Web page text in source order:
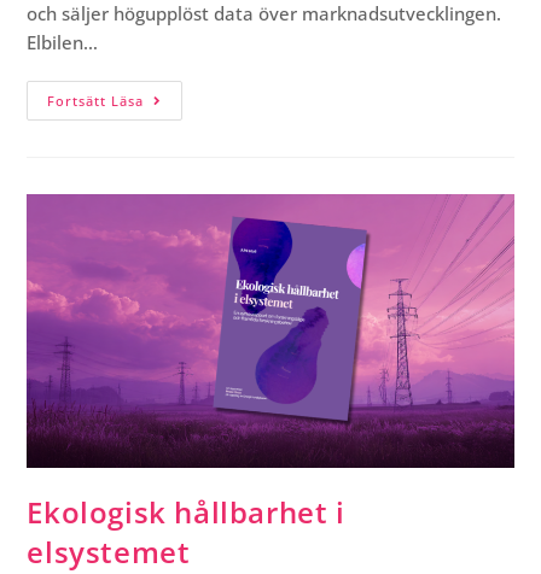
och säljer högupplöst data över marknadsutvecklingen.
Elbilen…
Fortsätt Läsa
Ekologisk hållbarhet i
elsystemet